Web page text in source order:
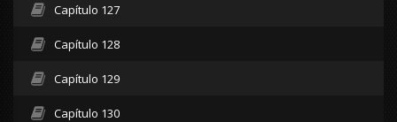
Capítulo 127
Capítulo 128
Capítulo 129
Capítulo 130